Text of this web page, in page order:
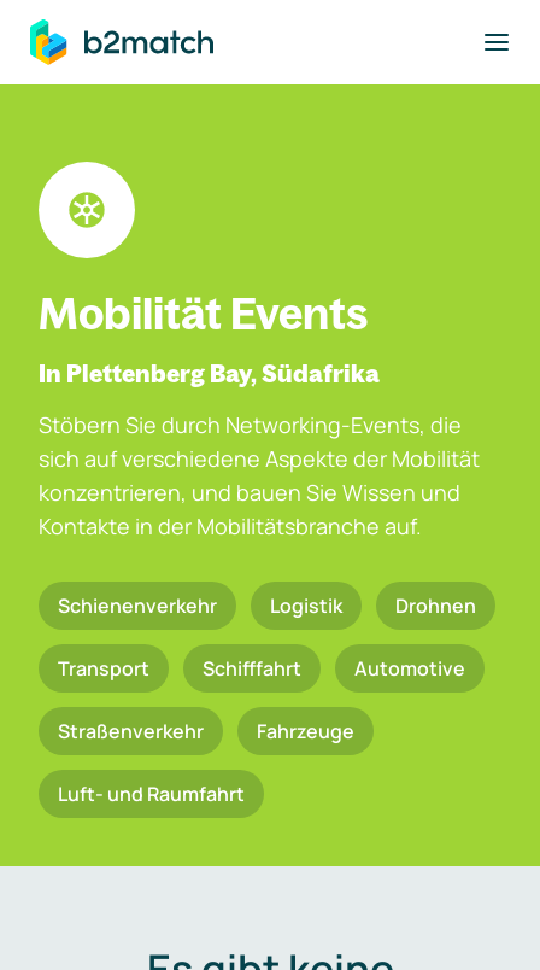
springen
Mobilität Events
In Plettenberg Bay, Südafrika
Stöbern Sie durch Networking-Events, die
sich auf verschiedene Aspekte der Mobilität
konzentrieren, und bauen Sie Wissen und
Kontakte in der Mobilitätsbranche auf.
Schienenverkehr Logistik Drohnen
Transport Schifffahrt Automotive
Straßenverkehr Fahrzeuge
Luft- und Raumfahrt